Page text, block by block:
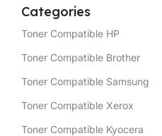
Categories
Toner Compatible HP
Toner Compatible Brother
Toner Compatible Samsung
Toner Compatible Xerox
Toner Compatible Kyocera